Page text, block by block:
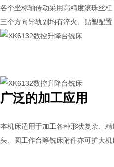
各个坐标轴传动采用高精度滚珠丝
三个方向导轨副均有淬火、贴塑配置
广泛的加工应用
本机床适用于加工各种形状复杂、
头、圆工作台等铣床附件亦可扩大机